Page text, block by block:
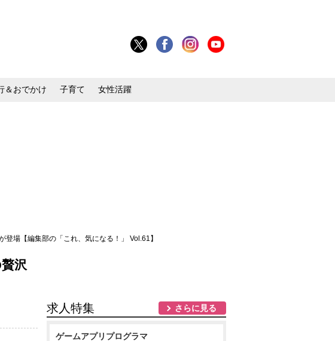
＆おでかけ 子育て 女性活躍
場【編集部の「これ、気になる！」 Vol.61】
沢
求人特集 さらに見る
ゲームアプリプログラマ